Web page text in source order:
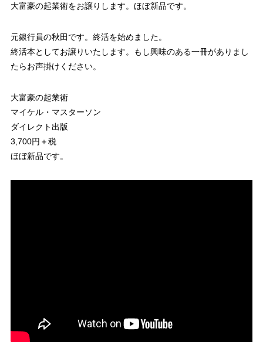
大富豪の起業術をお譲りします。ほぼ新品です。
元銀行員の秋田です。終活を始めました。
終活本としてお譲りいたします。もし興味のある一冊がありまし
たらお声掛けください。
大富豪の起業術
マイケル・マスターソン
ダイレクト出版
3,700円＋税
ほぼ新品です。